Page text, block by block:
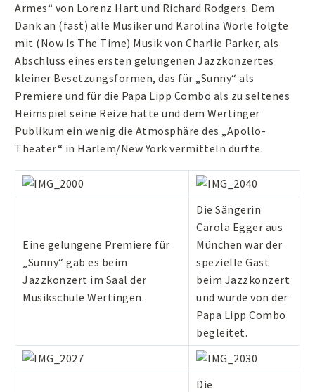
Armes“ von Lorenz Hart und Richard Rodgers. Dem
Dank an (fast) alle Musiker und Karolina Wörle folgte
mit (Now Is The Time) Musik von Charlie Parker, als
Abschluss eines ersten gelungenen Jazzkonzertes
kleiner Besetzungsformen, das für „Sunny“ als
Premiere und für die Papa Lipp Combo als zu seltenes
Heimspiel seine Reize hatte und dem Wertinger
Publikum ein wenig die Atmosphäre des „Apollo-
Theater“ in Harlem/New York vermitteln durfte.
Eine gelungene Premiere für
„Sunny“ gab es beim
Jazzkonzert im Saal der
Musikschule Wertingen.
Die Sängerin
Carola Egger aus
München war der
spezielle Gast
beim Jazzkonzert
und wurde von der
Papa Lipp Combo
begleitet.
Die